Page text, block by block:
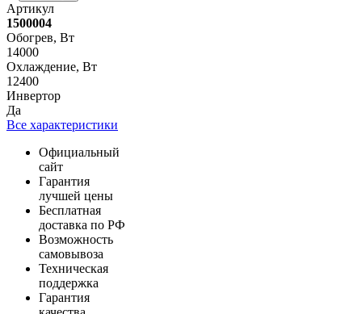
Артикул
1500004
Обогрев, Вт
14000
Охлаждение, Вт
12400
Инвертор
Да
Все характеристики
Официальный
сайт
Гарантия
лучшей цены
Бесплатная
доставка по РФ
Возможность
самовывоза
Техническая
поддержка
Гарантия